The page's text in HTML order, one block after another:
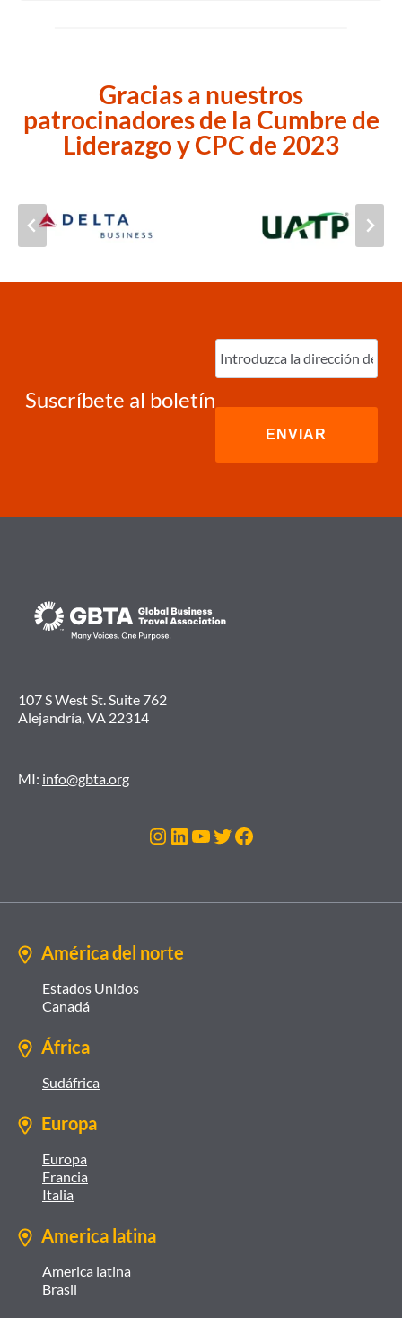
Gracias a nuestros
patrocinadores de la Cumbre de
Liderazgo y CPC de 2023
Suscríbete al boletín
Ingrese
correo
electrónico
107 S West St. Suite 762
Alejandría, VA 22314
MI: info@gbta.org
Instagram
LinkedIn
YouTube
Twitter
Facebook
América del norte
Estados Unidos
Canadá
África
Sudáfrica
Europa
Europa
Francia
Italia
America latina
America latina
Brasil